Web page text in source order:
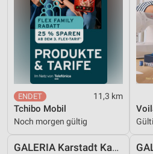
11,3 km
Tchibo Mobil
Noch morgen gültig
GALERIA Karstadt Kaufhof